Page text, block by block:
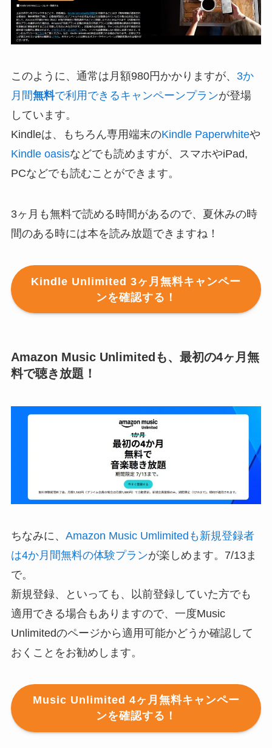
このように、通常は月額980円かかりますが、 3か
月間無料で利用できるキャンペーンプランが登場
しています。
Kindleは、もちろん専用端末のKindle Paperwhiteや
Kindle oasisなどでも読めますが、スマホやiPad,
PCなどでも読むことができます。
3ヶ月も無料で読める時間があるので、夏休みの時
間のある時には本を読み放題できますね！
Kindle Unlimited 3ヶ月無料キャンペー
ンを確認する！
Amazon Music Unlimitedも、最初の4ヶ月無
料で聴き放題！
ちなみに、 Amazon Music Umlimitedも新規登録者
は4か月間無料の体験プランが楽しめます。7/13ま
で。
新規登録、といっても、以前登録していた方でも
適用できる場合もありますので、一度Music
Unlimitedのページから適用可能かどうか確認して
おくことをお勧めします。
Music Unlimited 4ヶ月無料キャンペー
ンを確認する！